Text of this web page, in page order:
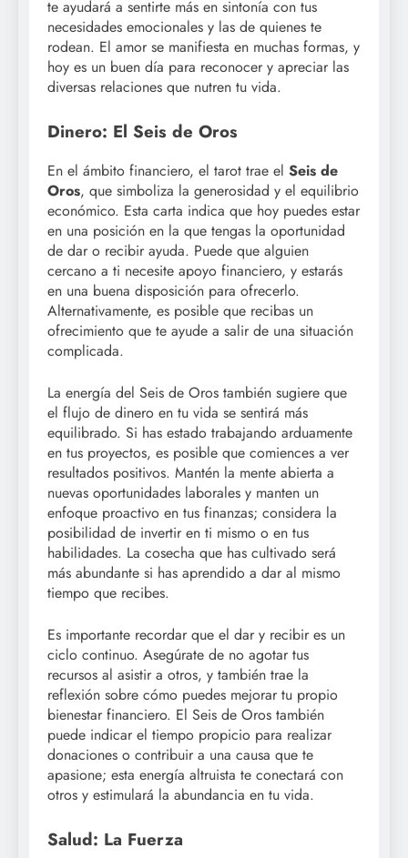
te ayudará a sentirte más en sintonía con tus
necesidades emocionales y las de quienes te
rodean. El amor se manifiesta en muchas formas, y
hoy es un buen día para reconocer y apreciar las
diversas relaciones que nutren tu vida.
Dinero: El Seis de Oros
En el ámbito financiero, el tarot trae el Seis de
Oros, que simboliza la generosidad y el equilibrio
económico. Esta carta indica que hoy puedes estar
en una posición en la que tengas la oportunidad
de dar o recibir ayuda. Puede que alguien
cercano a ti necesite apoyo financiero, y estarás
en una buena disposición para ofrecerlo.
Alternativamente, es posible que recibas un
ofrecimiento que te ayude a salir de una situación
complicada.
La energía del Seis de Oros también sugiere que
el flujo de dinero en tu vida se sentirá más
equilibrado. Si has estado trabajando arduamente
en tus proyectos, es posible que comiences a ver
resultados positivos. Mantén la mente abierta a
nuevas oportunidades laborales y manten un
enfoque proactivo en tus finanzas; considera la
posibilidad de invertir en ti mismo o en tus
habilidades. La cosecha que has cultivado será
más abundante si has aprendido a dar al mismo
tiempo que recibes.
Es importante recordar que el dar y recibir es un
ciclo continuo. Asegúrate de no agotar tus
recursos al asistir a otros, y también trae la
reflexión sobre cómo puedes mejorar tu propio
bienestar financiero. El Seis de Oros también
puede indicar el tiempo propicio para realizar
donaciones o contribuir a una causa que te
apasione; esta energía altruista te conectará con
otros y estimulará la abundancia en tu vida.
Salud: La Fuerza